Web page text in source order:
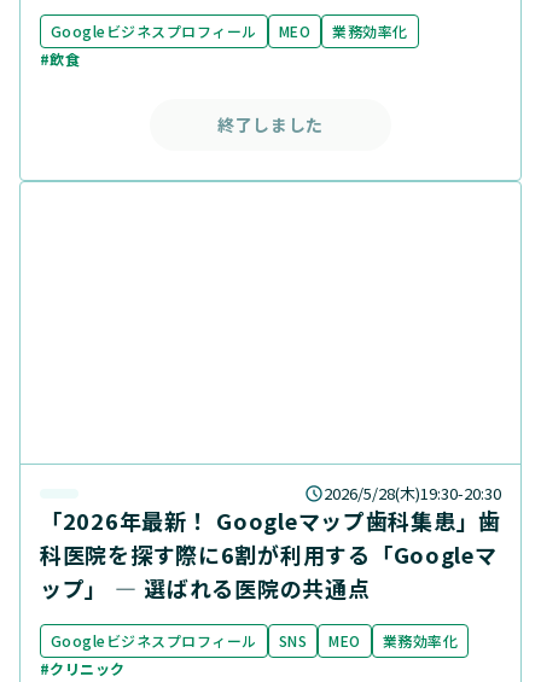
Googleビジネスプロフィール MEO
業務効率化
#飲食
終了しました
2026/5/28(木)19:30-20:30
「2026年最新！ Googleマップ歯科集患」歯
科医院を探す際に6割が利用する「Googleマ
ップ」 ― 選ばれる医院の共通点
Googleビジネスプロフィール SNS MEO
業務効率化
#クリニック